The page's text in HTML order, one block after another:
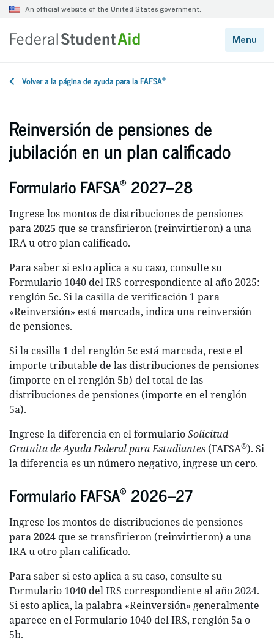
Volver a la página de ayuda para la FAFSA®
Reinversión de pensiones de
jubilación en un plan calificado
Formulario FAFSA® 2027–28
Ingrese los montos de distribuciones de pensiones
para2025 que se transfirieron (reinvirtieron) a una
IRA u otro plan calificado.
Para saber si esto aplica a su caso, consulte su
Formulario 1040 del IRS correspondiente al año 2025:
renglón 5c. Si la casilla de verificación 1 para
«Reinversión» está marcada, indica una reinversión
de pensiones.
Si la casilla 1 del renglón 5c está marcada, reste el
importe tributable de las distribuciones de pensiones
(importe en el renglón 5b) del total de las
distribuciones de pensiones (importe en el renglón
5a).
Ingrese la diferencia en el formularioSolicitud
Gratuita de Ayuda Federal para Estudiantes (FAFSA®). Si
la diferencia es un número negativo, ingrese un cero.
Formulario FAFSA® 2026–27
Ingrese los montos de distribuciones de pensiones
para2024 que se transfirieron (reinvirtieron) a una
IRA u otro plan calificado.
Para saber si esto aplica a su caso, consulte su
Formulario 1040 del IRS correspondiente al año 2024.
Si esto aplica, la palabra «Reinversión» generalmente
aparece en el Formulario 1040 del IRS, renglón 5a o
5b.